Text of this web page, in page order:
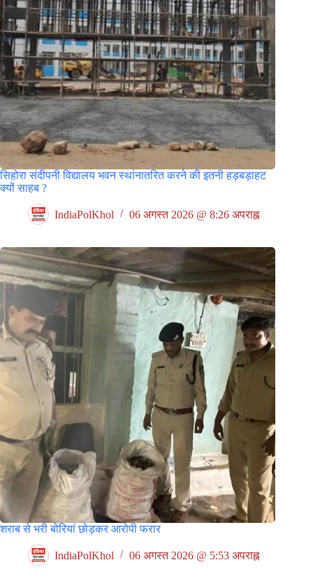
सिहोरा संदीपनी विद्यालय भवन स्थांनातरित करने की इतनी हड़बड़ाहट
क्यों साहब ?
IndiaPolKhol 06 अगस्त 2026 @ 8:26 अपराह्न
शराब से भरी बोरियां छोड़कर आरोपी फरार
IndiaPolKhol 06 अगस्त 2026 @ 5:53 अपराह्न